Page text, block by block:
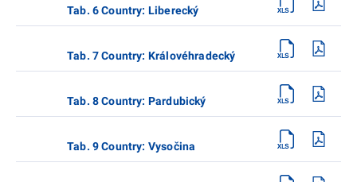
Tab. 6 Country: Liberecký
Tab. 7 Country: Královéhradecký
Tab. 8 Country: Pardubický
Tab. 9 Country: Vysočina